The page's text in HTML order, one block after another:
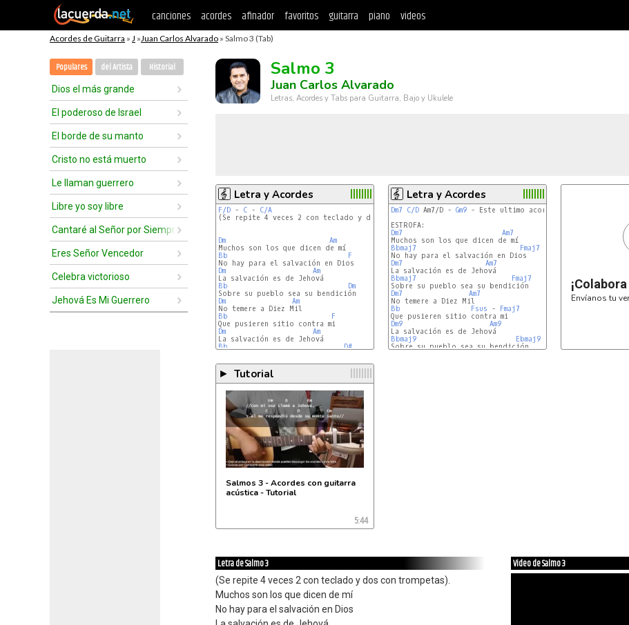
canciones acordes afinador favoritos guitarra piano videos
Acordes de Guitarra » J »Juan Carlos Alvarado » Salmo 3 (Tab)
Populares del Artista Historial
Dios el más grande
El poderoso de Israel
El borde de su manto
Cristo no está muerto
Le llaman guerrero
Libre yo soy libre
Cantaré al Señor por Siempre
Eres Señor Vencedor
Celebra victorioso
Jehová Es Mi Guerrero
Salmo 3
Juan Carlos Alvarado
Letras, Acordes y Tabs para Guitarra, Bajo y Ukulele
Letra y Acordes
F/D - C - C/A
(Se repite 4 veces 2 con teclado y dos con trompetas).
Dm
Am
Bb
F
Dm
Am
Bb
Dm
Dm
Am
Bb
F
Dm
Am
Bb
D#
Letra y Acordes
Dm7 C/D Am7/D - Gm9 - Este ultimo acorde arpegiado
Dm7
Am7
Bbmaj7
Fmaj7
Dm7
Am7
Bbmaj7
Fmaj7
Dm7
Am7
Bb
Fsus - Fmaj7
Dm9
Am9
Bbmaj9
Ebmaj9
Sobre su pueblo sea su bendición
Envíanos tu
► Tutorial
Salmos 3 - Acordes con guitarra
acústica - Tutorial
5:44
Letra de Salmo 3
(Se repite 4 veces 2 con teclado y dos con trompetas).
Muchos son los que dicen de mí
No hay para el salvación en Dios
Video de Salmo 3